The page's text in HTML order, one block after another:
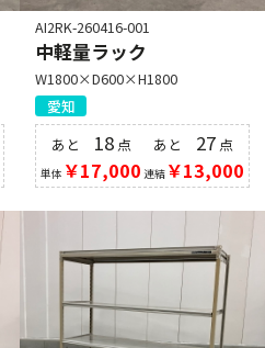
AI2RK-260416-001
中軽量ラック
W1800×D600×H1800
愛知
あと 18点
単体 ￥17,000
あと 27 点
連結￥13,000